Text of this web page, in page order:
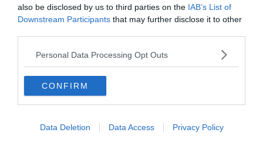
also be disclosed by us to third parties on the IAB’s List of
Downstream Participants that may further disclose it to other
Personal Data Processing Opt Outs
CONFIRM
Data Deletion Data Access Privacy Policy
Avant votre croisière, vérifiez aussi que tout le matériel
Quelle est la meilleure saison pour